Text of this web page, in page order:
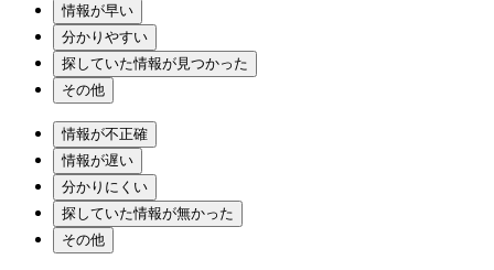
情報が早い
分かりやすい
探していた情報が見つかった
その他
情報が不正確
情報が遅い
分かりにくい
探していた情報が無かった
その他